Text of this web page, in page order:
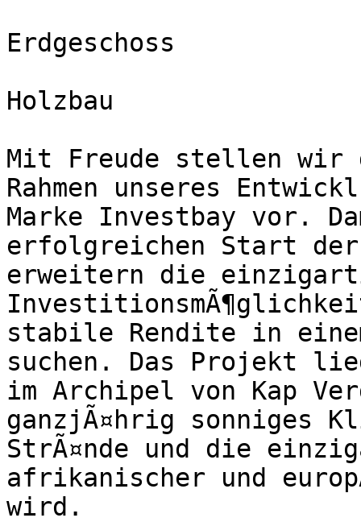
Erdgeschoss
Holzbau
Mit Freude stellen wir
Rahmen unseres
Marke Investbay vor.
erfolgreichen Start der
erweitern die
stabile Rendite in
suchen. Das Projekt
im Archipel von Kap
ganzjÃ¤hrig sonniges
StrÃ¤nde und die
afrikanischer und
wird.